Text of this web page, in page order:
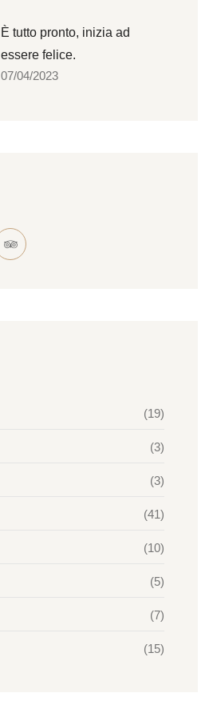
È tutto pronto, inizia ad
essere felice.
07/04/2023
(19)
(3)
(3)
(41)
(10)
(5)
(7)
(15)